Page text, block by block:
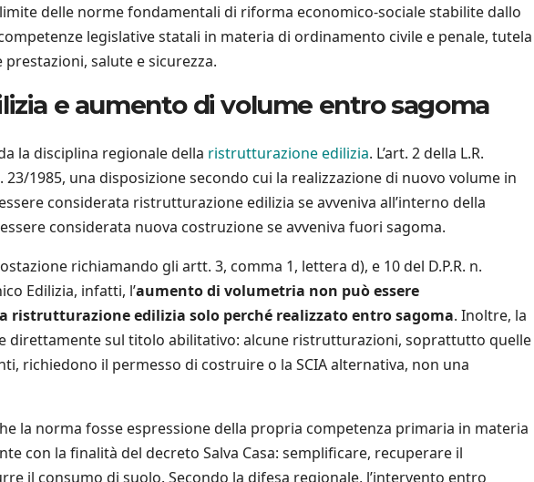
delle norme fondamentali di riforma economico-sociale stabilite dallo
legislative statali in materia di ordinamento civile e penale, tutela
prestazioni, salute e sicurezza.
e aumento di volume entro sagoma
la disciplina regionale della ristrutturazione edilizia. L’art. 2 della L.R.
23/1985, una disposizione secondo cui la realizzazione di nuovo volume in
considerata ristrutturazione edilizia se avveniva all’interno della
considerata nuova costruzione se avveniva fuori sagoma.
richiamando gli artt. 3, comma 1, lettera d), e 10 del D.P.R. n.
Edilizia, infatti, l’aumento di volumetria non può essere
edilizia solo perché realizzato entro sagoma. Inoltre, la
direttamente sul titolo abilitativo: alcune ristrutturazioni, soprattutto quelle
richiedono il permesso di costruire o la SCIA alternativa, non una
la norma fosse espressione della propria competenza primaria in materia
con la finalità del decreto Salva Casa: semplificare, recuperare il
il consumo di suolo. Secondo la difesa regionale, l’intervento entro